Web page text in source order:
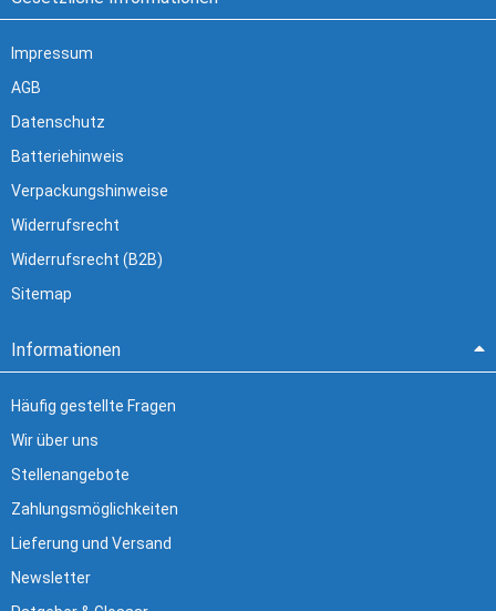
Impressum
AGB
Datenschutz
Batteriehinweis
Verpackungshinweise
Widerrufsrecht
Widerrufsrecht (B2B)
Sitemap
Informationen
Häufig gestellte Fragen
Wir über uns
Stellenangebote
Zahlungsmöglichkeiten
Lieferung und Versand
Newsletter